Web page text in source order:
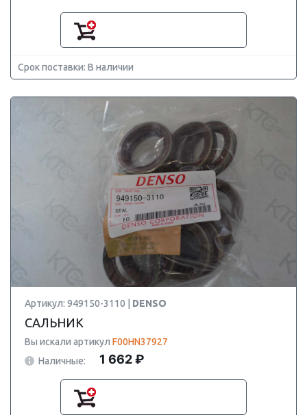
Срок поставки: В наличии
Артикул: 949150-3110 | DENSO
САЛЬНИК
Вы искали артикул F00HN37927
Наличные:
1 662 ₽